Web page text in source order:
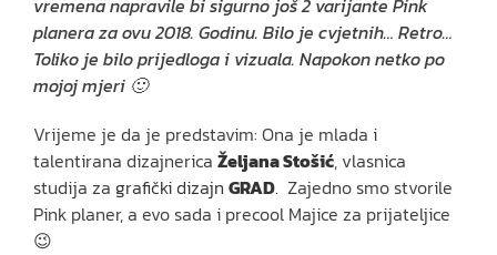
planera za ovu 2018. Godinu. Bilo je cvjetnih… Retro…
Toliko je bilo prijedloga i vizuala. Napokon netko po
mojoj mjeri 🙂
Vrijeme je da je predstavim: Ona je mlada i
talentirana dizajnerica Željana Stošić, vlasnica
studija za grafički dizajn GRAD. Zajedno smo stvorile
Pink planer, a evo sada i precool Majice za prijateljice
😉